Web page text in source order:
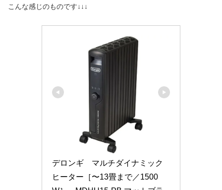
こんな感じのものです↓↓↓
デロンギ　マルチダイナミック
ヒーター［〜13畳まで／1500